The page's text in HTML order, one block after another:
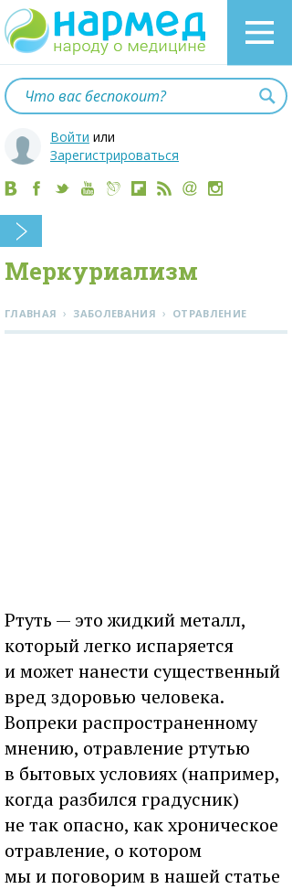
Войти или
Зарегистрироваться
Меркуриализм
ГЛАВНАЯ › ЗАБОЛЕВАНИЯ › ОТРАВЛЕНИЕ
Ртуть — это жидкий металл,
который легко испаряется
и может нанести существенный
вред здоровью человека.
Вопреки распространенному
мнению, отравление ртутью
в бытовых условиях (например,
когда разбился градусник)
не так опасно, как хроническое
отравление, о котором
мы и поговорим в нашей статье